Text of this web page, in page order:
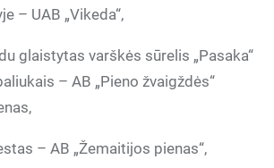
– UAB „Vikeda“,
glaistytas varškės sūrelis „Pasaka“
– AB „Pieno žvaigždės“
– AB „Žemaitijos pienas“,